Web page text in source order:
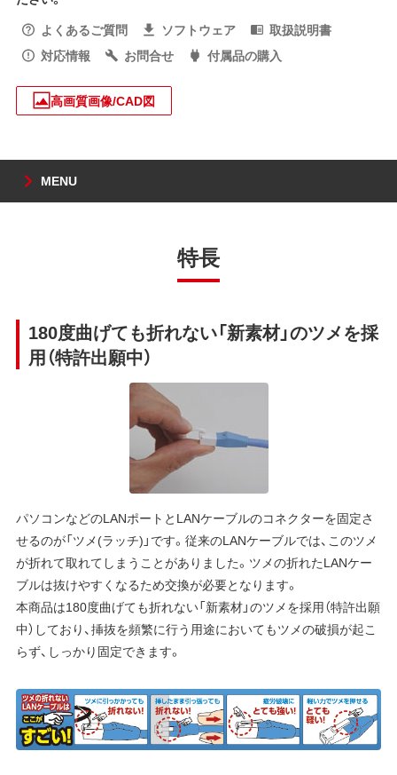
よくあるご質問
ソフトウェア
取扱説明書
対応情報
お問合せ 付属品の購入
高画質画像/CAD図
MENU
特長
180度曲げても折れない「新素材」のツメを採
用（特許出願中）
パソコンなどのLANポートとLANケーブルのコネクターを固定さ
せるのが「ツメ(ラッチ)」です。従来のLANケーブルでは、このツメ
が折れて取れてしまうことがありました。ツメの折れたLANケー
ブルは抜けやすくなるため交換が必要となります。
本商品は180度曲げても折れない「新素材」のツメを採用（特許出願
中）しており、挿抜を頻繁に行う用途においてもツメの破損が起こ
らず、しっかり固定できます。